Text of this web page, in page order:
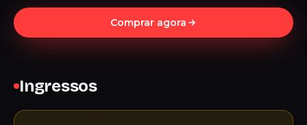
Comprar agora
Ingressos